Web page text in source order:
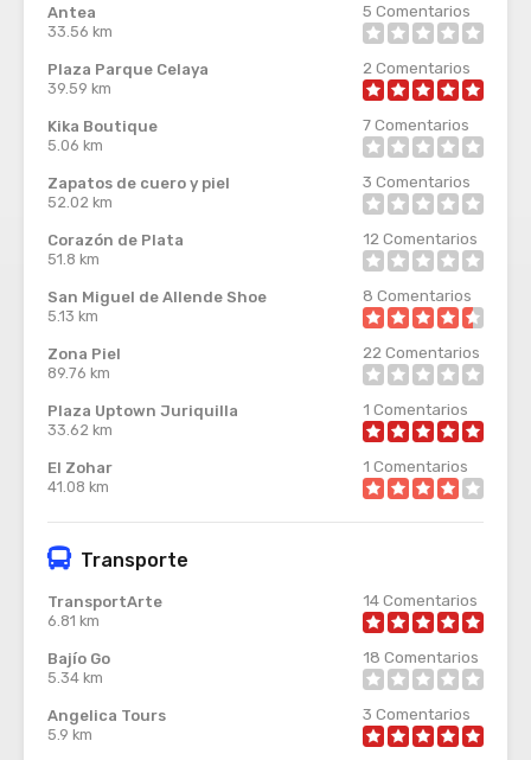
Antea
33.56 km
5 Comentarios
Plaza Parque Celaya
39.59 km
2Comentarios
Kika Boutique
5.06 km
7Comentarios
Zapatos de cuero y piel
52.02 km
3 Comentarios
Corazón de Plata
51.8 km
12Comentarios
San Miguel de Allende Shoe
5.13 km
8 Comentarios
Zona Piel
89.76 km
22Comentarios
Plaza Uptown Juriquilla
33.62 km
1 Comentarios
El Zohar
41.08 km
1 Comentarios
Transporte
TransportArte
6.81 km
14Comentarios
Bajío Go
5.34 km
18 Comentarios
Angelica Tours
5.9 km
3 Comentarios